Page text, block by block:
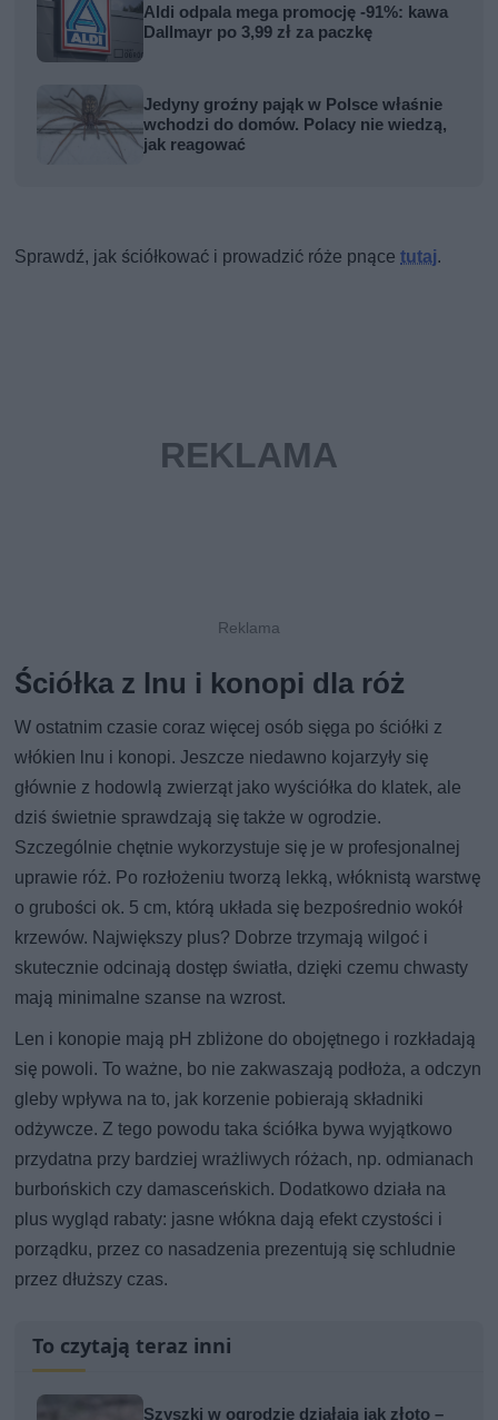
Aldi odpala mega promocję -91%: kawa
Dallmayr po 3,99 zł za paczkę
Jedyny groźny pająk w Polsce właśnie
wchodzi do domów. Polacy nie wiedzą,
jak reagować
Sprawdź, jak ściółkować i prowadzić róże pnącetutaj.
Ściółka z lnu i konopi dla róż
W ostatnim czasie coraz więcej osób sięga po ściółki z
włókien lnu i konopi. Jeszcze niedawno kojarzyły się
głównie z hodowlą zwierząt jako wyściółka do klatek, ale
dziś świetnie sprawdzają się także w ogrodzie.
Szczególnie chętnie wykorzystuje się je w profesjonalnej
uprawie róż. Po rozłożeniu tworzą lekką, włóknistą warstwę
o grubości ok. 5 cm, którą układa się bezpośrednio wokół
krzewów. Największy plus? Dobrze trzymają wilgoć i
skutecznie odcinają dostęp światła, dzięki czemu chwasty
mają minimalne szanse na wzrost.
Len i konopie mają pH zbliżone do obojętnego i rozkładają
się powoli. To ważne, bo nie zakwaszają podłoża, a odczyn
gleby wpływa na to, jak korzenie pobierają składniki
odżywcze. Z tego powodu taka ściółka bywa wyjątkowo
przydatna przy bardziej wrażliwych różach, np. odmianach
burbońskich czy damasceńskich. Dodatkowo działa na
plus wygląd rabaty: jasne włókna dają efekt czystości i
porządku, przez co nasadzenia prezentują się schludnie
przez dłuższy czas.
To czytają teraz inni
Szyszki w ogrodzie działają jak złoto –